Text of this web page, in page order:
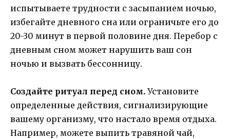
испытываете трудности с засыпанием ночью,
избегайте дневного сна или ограничьте его до
20-30 минут в первой половине дня. Перебор с
дневным сном может нарушить ваш сон
ночью и вызвать бессонницу.
Создайте ритуал перед сном. Установите
определенные действия, сигнализирующие
вашему организму, что настало время отдыха.
Например, можете выпить травяной чай,